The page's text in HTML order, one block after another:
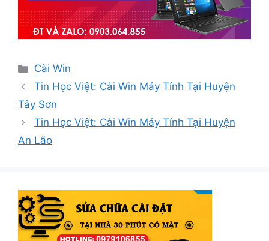
Danh
mục
Cài Win
Tin Học Việt: Cài Win Máy Tính Tại Huyện
Tây Sơn
Tin Học Việt: Cài Win Máy Tính Tại Huyện
An Lão